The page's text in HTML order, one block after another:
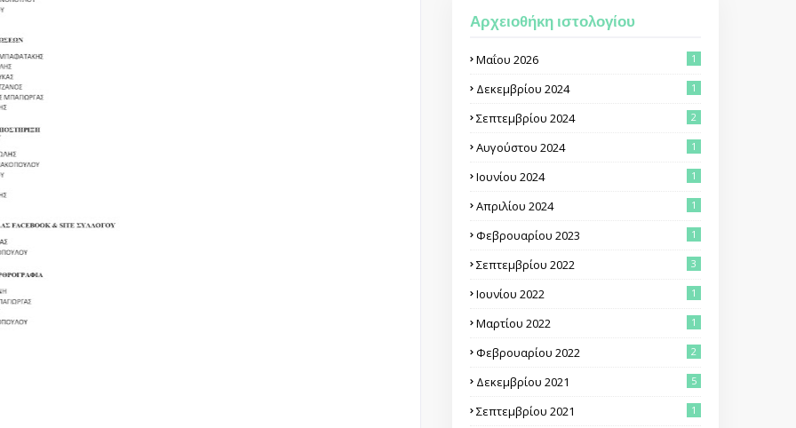
Αρχειοθήκη ιστολογίου
Μαΐου 2026 1
Δεκεμβρίου 2024 1
Σεπτεμβρίου 2024 2
Αυγούστου 2024 1
Ιουνίου 2024 1
Απριλίου 2024 1
Φεβρουαρίου 2023 1
Σεπτεμβρίου 2022 3
Ιουνίου 2022 1
Μαρτίου 2022 1
Φεβρουαρίου 2022 2
Δεκεμβρίου 2021 5
Σεπτεμβρίου 2021 1